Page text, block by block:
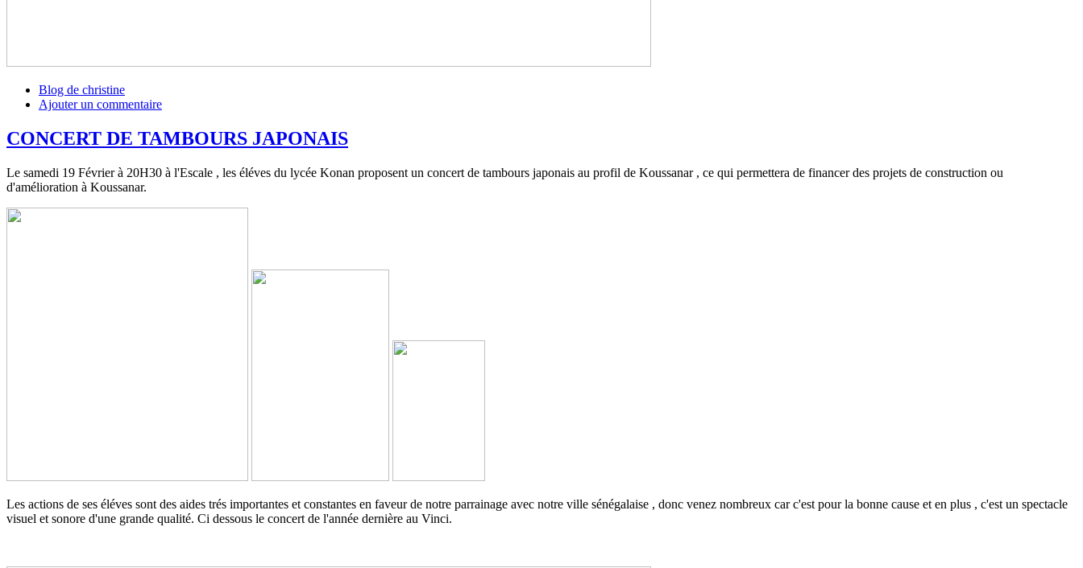
Blog de christine
Ajouter un commentaire
CONCERT DE TAMBOURS JAPONAIS
Le samedi 19 Février à 20H30 à l'Escale , les éléves du lycée Konan proposent un concert de tambours japonais au profil de Koussanar , ce qui permettera de financer des projets de construction ou
d'amélioration à Koussanar.
Les actions de ses éléves sont des aides trés importantes et constantes en faveur de notre parrainage avec notre ville sénégalaise , donc venez nombreux car c'est pour la bonne cause et en plus , c'est un spectacle
visuel et sonore d'une grande qualité. Ci dessous le concert de l'année dernière au Vinci.